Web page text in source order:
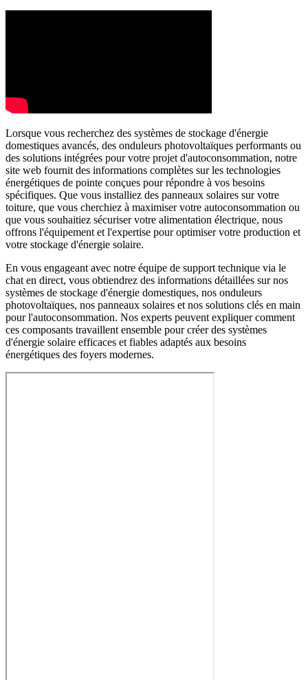
Lorsque vous recherchez des systèmes de stockage d'énergie
domestiques avancés, des onduleurs photovoltaïques performants ou
des solutions intégrées pour votre projet d'autoconsommation, notre
site web fournit des informations complètes sur les technologies
énergétiques de pointe conçues pour répondre à vos besoins
spécifiques. Que vous installiez des panneaux solaires sur votre
toiture, que vous cherchiez à maximiser votre autoconsommation ou
que vous souhaitiez sécuriser votre alimentation électrique, nous
offrons l'équipement et l'expertise pour optimiser votre production et
votre stockage d'énergie solaire.
En vous engageant avec notre équipe de support technique via le
chat en direct, vous obtiendrez des informations détaillées sur nos
systèmes de stockage d'énergie domestiques, nos onduleurs
photovoltaïques, nos panneaux solaires et nos solutions clés en main
pour l'autoconsommation. Nos experts peuvent expliquer comment
ces composants travaillent ensemble pour créer des systèmes
d'énergie solaire efficaces et fiables adaptés aux besoins
énergétiques des foyers modernes.